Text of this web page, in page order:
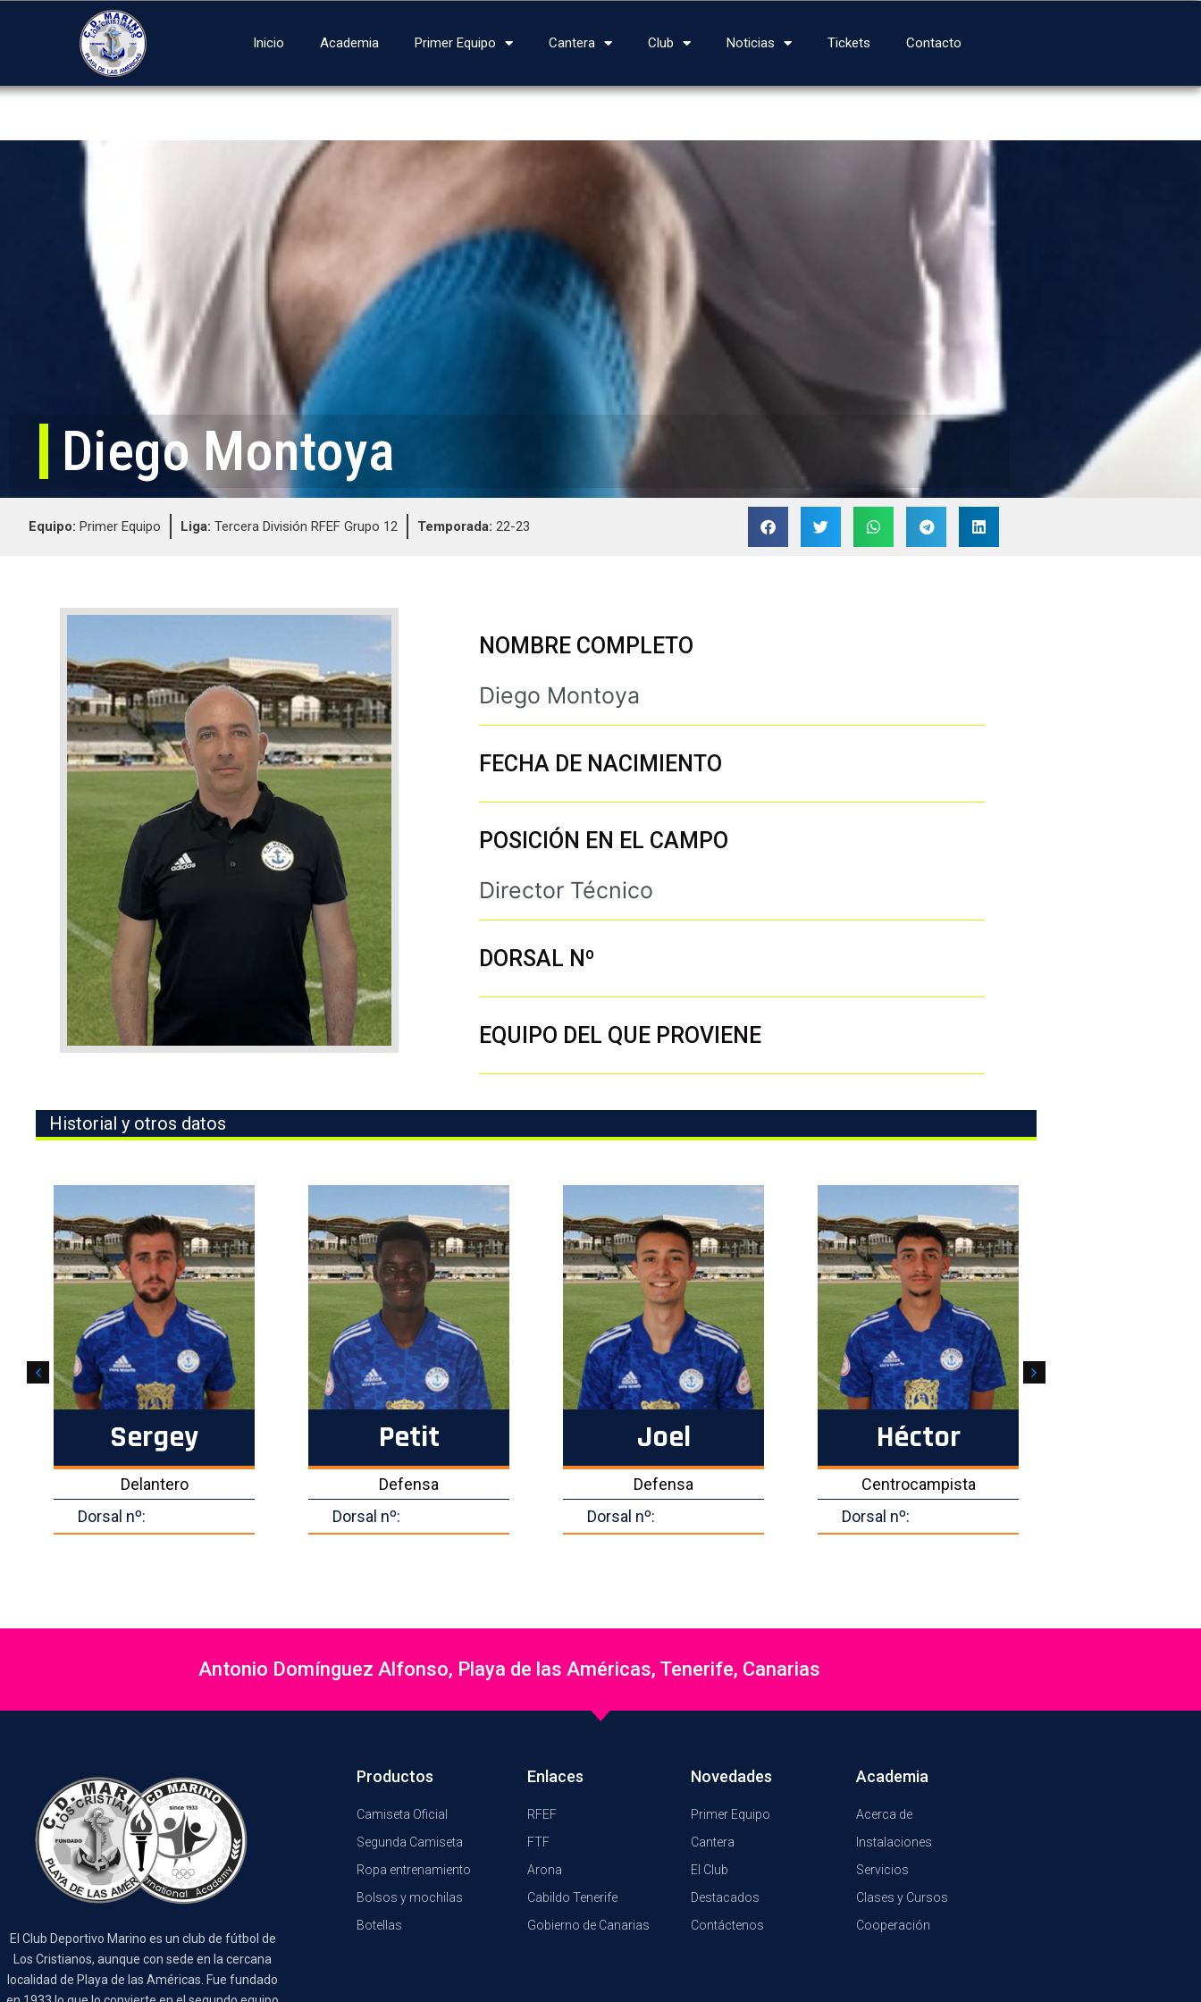
Inicio Academia Primer Equipo Cantera Club Noticias Tickets Contacto
Diego Montoya
Equipo: Primer Equipo Liga: Tercera División RFEF Grupo 12 Temporada: 22-23
NOMBRE COMPLETO
Diego Montoya
FECHA DE NACIMIENTO
POSICIÓN EN EL CAMPO
Director Técnico
DORSAL Nº
EQUIPO DEL QUE PROVIENE
Historial y otros datos
Sergey
Delantero
Dorsal nº:
Petit
Defensa
Dorsal nº:
Joel
Defensa
Dorsal nº:
Héctor
Centrocampista
Dorsal nº:
Antonio Domínguez Alfonso, Playa de las Américas, Tenerife, Canarias
El Club Deportivo Marino es un club de fútbol de
Los Cristianos, aunque con sede en la cercana
localidad de Playa de las Américas. Fue fundado
Productos
Camiseta Oficial
Segunda Camiseta
Ropa entrenamiento
Bolsos y mochilas
Botellas
Enlaces
RFEF
FTF
Arona
Cabildo Tenerife
Gobierno de Canarias
Novedades
Primer Equipo
Cantera
El Club
Destacados
Contáctenos
Academia
Acerca de
Instalaciones
Servicios
Clases y Cursos
Cooperación